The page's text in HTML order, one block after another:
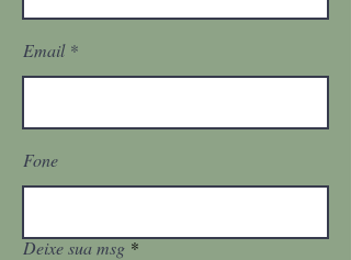
Email
Fone
Deixe sua msg